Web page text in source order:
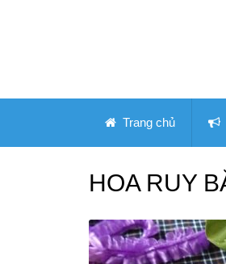
Trang chủ
HOA RUY